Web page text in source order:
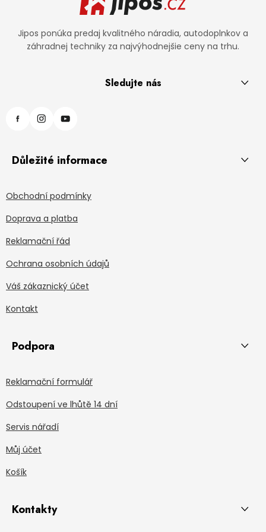
Jipos ponúka predaj kvalitného náradia, autodoplnkov a
záhradnej techniky za najvýhodnejšie ceny na trhu.
Sledujte nás
Důležité informace
Obchodní podmínky
Doprava a platba
Reklamační řád
Ochrana osobních údajů
Váš zákaznický účet
Kontakt
Podpora
Reklamační formulář
Odstoupení ve lhůtě 14 dní
Servis nářadí
Můj účet
Košík
Kontakty